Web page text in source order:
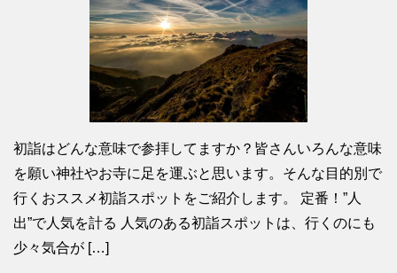
初詣はどんな意味で参拝してますか？皆さんいろんな意味
を願い神社やお寺に足を運ぶと思います。そんな目的別で
行くおススメ初詣スポットをご紹介します。 定番！”人
出”で人気を計る 人気のある初詣スポットは、行くのにも
少々気合が […]